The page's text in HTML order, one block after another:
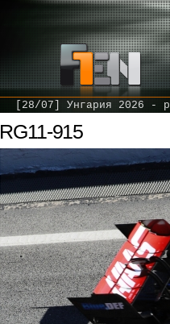
[28/07] Унгария 2026 -
RG11-915